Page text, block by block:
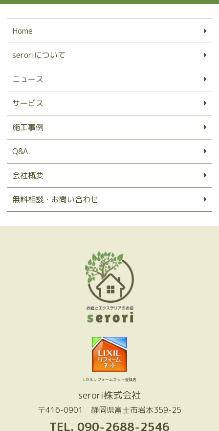
Home
seroriについて
ニュース
サービス
施工事例
Q&A
会社概要
無料相談・お問い合わせ
LIXILリフォームネット登録店
serori株式会社
〒416-0901 静岡県富士市岩本359-25
TEL. 090-2688-2546